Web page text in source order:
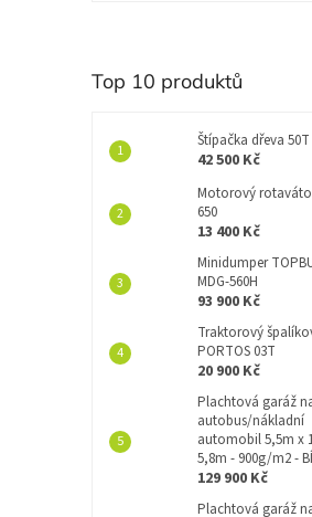
n
Top 10 produktů
Štípačka dřeva 50T
42 500 Kč
Motorový
650
13 400 Kč
Minidumper
MDG-560H
93 900 Kč
Traktorový
PORTOS 03T
20 900 Kč
Plachtová garáž
autobus/nákladní
automobil 5,5m x
5,8m - 900g/m2 -
129 900 Kč
Plachtová garáž